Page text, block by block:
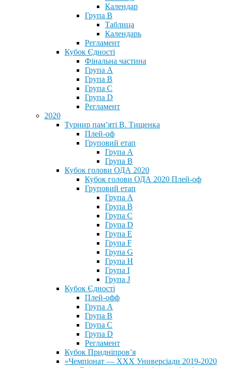
Календар
Група В
Таблица
Календарь
Регламент
Кубок Єдності
Фінальна частина
Група А
Група В
Група С
Група D
Регламент
2020
Турнир пам’яті В. Тищенка
Плей-оф
Груповий етап
Група А
Група В
Кубок голови ОДА 2020
Кубок голови ОДА 2020 Плей-оф
Груповий етап
Група A
Група B
Група C
Група D
Група E
Група F
Група G
Група H
Група I
Група J
Кубок Єдності
Плей-офф
Група А
Група В
Група С
Група D
Регламент
Кубок Придніпров’я
«Чемпіонат — ХХХ Универсіади 2019-2020